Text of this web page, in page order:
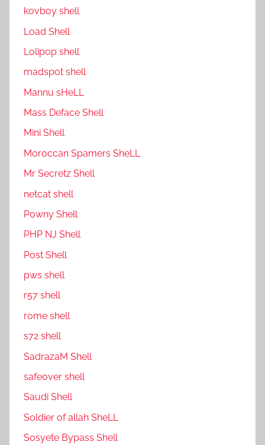
kovboy shell
Load Shell
Lolipop shell
madspot shell
Mannu sHeLL
Mass Deface Shell
Mini Shell
Moroccan Spamers SheLL
Mr Secretz Shell
netcat shell
P0wny Shell
PHP NJ Shell
Post Shell
pws shell
r57 shell
rome shell
s72 shell
SadrazaM Shell
safe0ver shell
Saudi Shell
Soldier of allah SheLL
Sosyete Bypass Shell